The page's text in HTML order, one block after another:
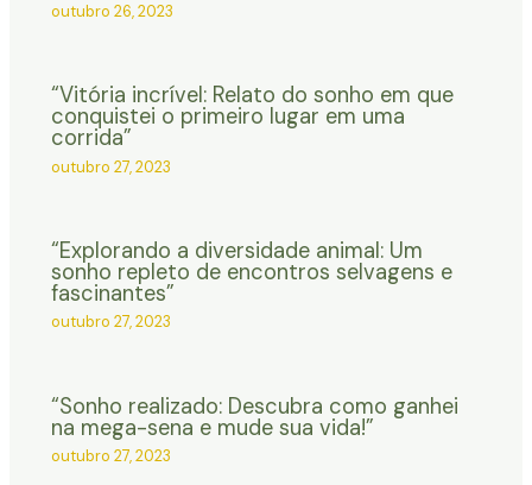
outubro 26, 2023
“Vitória incrível: Relato do sonho em que
conquistei o primeiro lugar em uma
corrida”
outubro 27, 2023
“Explorando a diversidade animal: Um
sonho repleto de encontros selvagens e
fascinantes”
outubro 27, 2023
“Sonho realizado: Descubra como ganhei
na mega-sena e mude sua vida!”
outubro 27, 2023